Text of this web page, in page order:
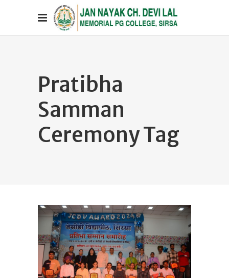
Pratibha
Samman
Ceremony Tag